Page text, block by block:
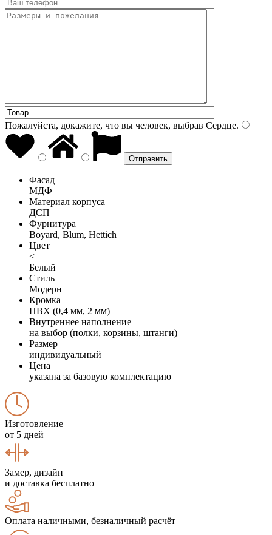
Пожалуйста, докажите, что вы человек, выбрав Сердце.
Фасад
МДФ
Материал корпуса
ДСП
Фурнитура
Boyard, Blum, Hettich
Цвет
<
Белый
Стиль
Модерн
Кромка
ПВХ (0,4 мм, 2 мм)
Внутреннее наполнение
на выбор (полки, корзины, штанги)
Размер
индивидуальный
Цена
указана за базовую комплектацию
Изготовление
от 5 дней
Замер, дизайн
и доставка бесплатно
Оплата наличными, безналичный расчёт